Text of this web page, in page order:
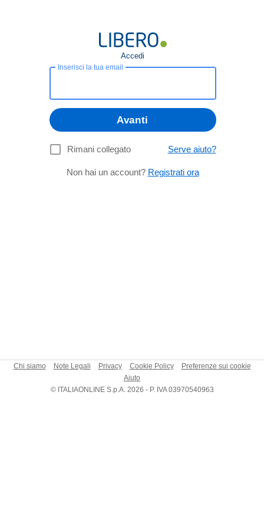
Accedi
Inserisci la tua email
Avanti
Rimani collegato Serve aiuto?
Non hai un account? Registrati ora
Chi siamo Note Legali Privacy Cookie Policy
Preferenze sui cookie
Aiuto
© ITALIAONLINE S.p.A. 2026 - P. IVA 03970540963